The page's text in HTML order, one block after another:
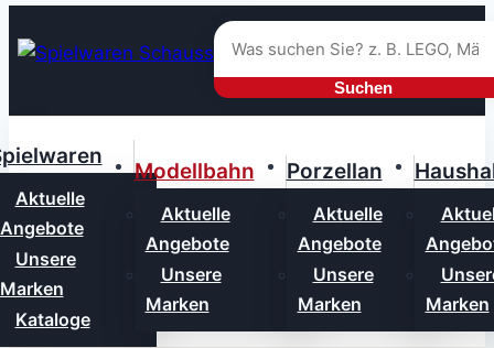
Inhalt
Suchen
Aktuelle
Angebote
Unsere
Marken
Kataloge
Modellbahn
Aktuelle
Angebote
Unsere
Marken
Porzellan
Aktuelle
Angebote
Unsere
Marken
Marken